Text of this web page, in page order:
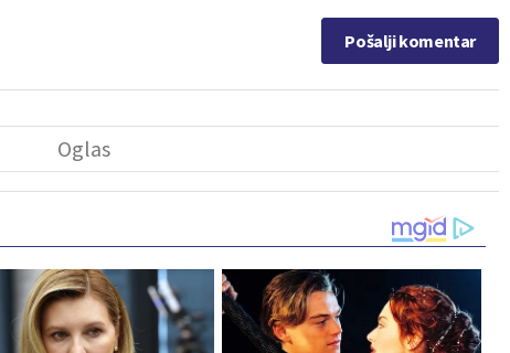
Pošalji komentar